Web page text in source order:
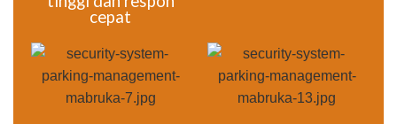
cepat